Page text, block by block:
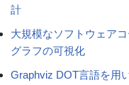
計
大規模なソフトウェア
グラフの可視化
Graphviz DOT言語を用